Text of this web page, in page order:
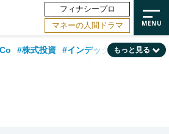
フィナシープロ
マネーの人間ドラマ
#株式投資 #インデックスファンド
もっと見る